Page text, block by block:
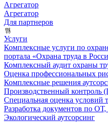
Агрегатор
Агрегатор
Для партнеров
Услуги
Комплексные услуги по
портала «Охрана труда в
Комплексный аудит охраны
Оценка профессиональных
Комплексные решения
Производственный контроль
Специальная оценка условий
Разработка документов по
Экологический аутсорсинг